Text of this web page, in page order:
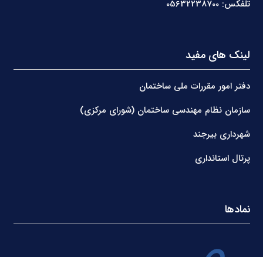
تلفکس: 05632238700
لینک های مفید
دفتر امور مقررات ملی ساختمان
سازمان نظام مهندسی ساختمان (شورای مرکزی)
شهرداری بیرجند
پرتال استانداری
نمادها